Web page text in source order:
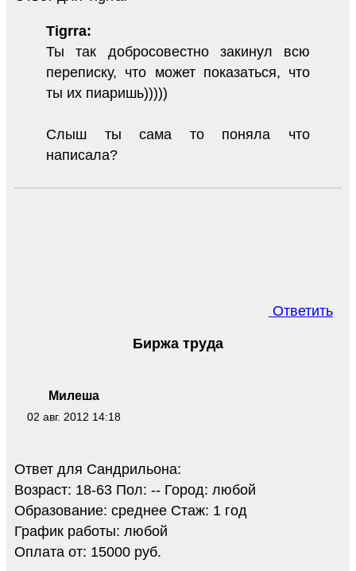
Tigrra:
Ты так добросовестно закинул всю
переписку, что может показаться, что
ты их пиаришь)))))
Слыш ты сама то поняла что
написала?
Ответить
Милеша
02 авг. 2012 14:18
Биржа труда
Ответ для Сандрильона:
Возраст: 18-63 Пол: -- Город: любой
Образование: среднее Стаж: 1 год
График работы: любой
Оплата от: 15000 руб.